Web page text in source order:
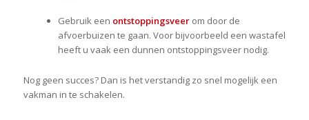
Gebruik een ontstoppingsveerom door de
afvoerbuizen te gaan. Voor bijvoorbeeld een wastafel
heeft u vaak een dunnen ontstoppingsveer nodig.
Nog geen succes? Dan is het verstandig zo snel mogelijk een
vakman in te schakelen.